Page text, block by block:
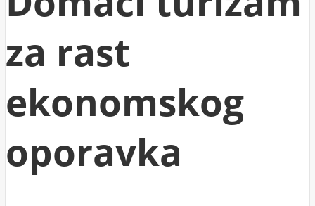
za rast
ekonomskog
oporavka